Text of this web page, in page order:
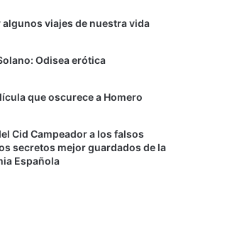
algunos viajes de nuestra vida
Odisea erótica
que oscurece a Homero
Cid Campeador a los falsos
secretos mejor guardados de la
Española